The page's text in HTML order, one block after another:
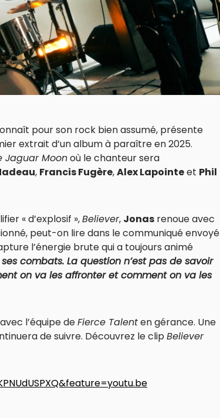
pour son rock bien assumé, présente
extrait d’un album à paraître en 2025.
Jaguar Moonoù le chanteur sera
, Francis Fugère,Alex Lapointeet Phil
« d’explosif »,Believer, Jonas renoue avec
peut-on lire dans le communiqué envoyé
l’énergie brute qui a toujours animé
combats. La question n’est pas de savoir
on va les affronter et comment on va les
l’équipe deFierce Talenten gérance. Une
de suivre. Découvrez le clipBeliever